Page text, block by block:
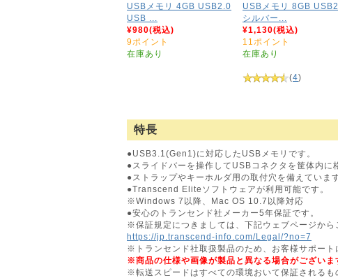
USBメモリ 4GB USB2.0
USB ...
¥980(税込)
9ポイント
在庫あり
USBメモリ 8GB
シルバー...
¥1,130(税込)
11ポイント
在庫あり
(4)
特長
●USB3.1(Gen1)に対応したUSBメモリです。
●スライドバーを操作してUSBコネクタを筐体内に
●ストラップやキーホルダ用の取付穴を備えています
●Transcend Eliteソフトウェアが利用可能です。
※Windows 7以降、Mac OS 10.7以降対応
●安心のトランセンド社メーカー5年保証です。
※保証規定につきましては、下記ウェブページから
https://jp.transcend-info.com/Legal/?no=7
※トランセンド社取扱製品のため、お客様サポート
※商品の仕様や画像が製品と異なる場合がございま
※転送スピードはすべての環境おいて保証されるも